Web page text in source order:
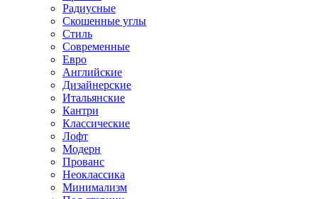
Радиусные
Скошенные углы
Стиль
Современные
Евро
Английские
Дизайнерские
Итальянские
Кантри
Классические
Лофт
Модерн
Прованс
Неоклассика
Минимализм